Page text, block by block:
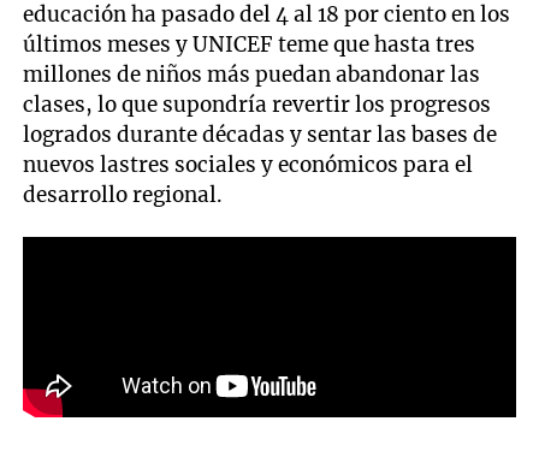
educación ha pasado del 4 al 18 por ciento en los
últimos meses y UNICEF teme que hasta tres
millones de niños más puedan abandonar las
clases, lo que supondría revertir los progresos
logrados durante décadas y sentar las bases de
nuevos lastres sociales y económicos para el
desarrollo regional.